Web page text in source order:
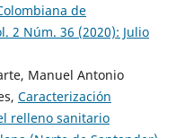
de
2 Núm. 36 (2020): Julio
Manuel Antonio
Caracterización
relleno sanitario